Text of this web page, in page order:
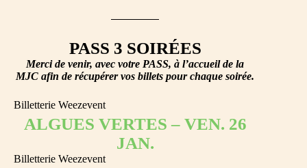
PASS 3 SOIRÉES
Merci de venir, avec votre PASS, à l’accueil de la
MJC afin de récupérer vos billets pour chaque soirée.
Billetterie Weezevent
ALGUES VERTES – VEN. 26
JAN.
Billetterie Weezevent